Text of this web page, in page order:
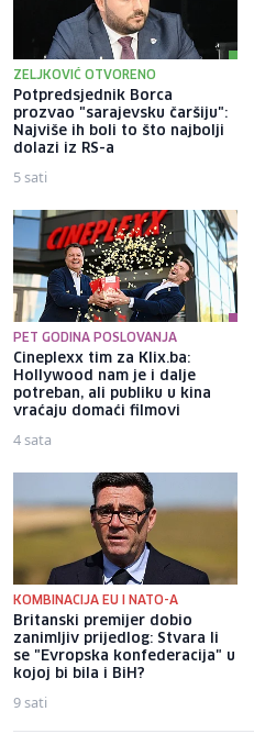
ZELJKOVIĆ OTVORENO
Potpredsjednik Borca
prozvao "sarajevsku čaršiju":
Najviše ih boli to što najbolji
dolazi iz RS-a
5 sati
PET GODINA POSLOVANJA
Cineplexx tim za Klix.ba:
Hollywood nam je i dalje
potreban, ali publiku u kina
vraćaju domaći filmovi
4 sata
KOMBINACIJA EU I NATO-A
Britanski premijer dobio
zanimljiv prijedlog: Stvara li
se "Evropska konfederacija" u
kojoj bi bila i BiH?
9 sati